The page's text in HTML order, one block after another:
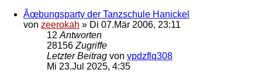
Ãœbungsparty der Tanzschule Hanickel
von zeerokah » Di 07.Mär 2006, 23:11
12 Antworten
28156 Zugriffe
Letzter Beitrag von vpdzflq308
Mi 23.Jul 2025, 4:35